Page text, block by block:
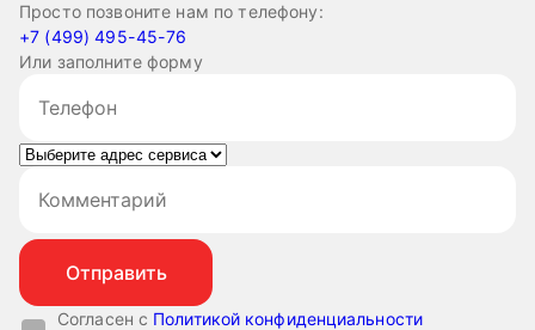
Просто позвоните нам по телефону:
+7 (499) 495-45-76
Или заполните форму
Согласен с Политикой конфиденциальности